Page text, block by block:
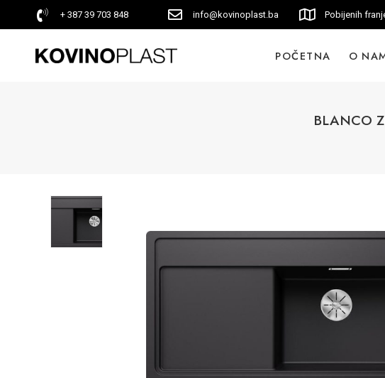
+ 387 39 703 848 info@kovinoplast.ba Pobijenih
POČETNA O
BLANCO